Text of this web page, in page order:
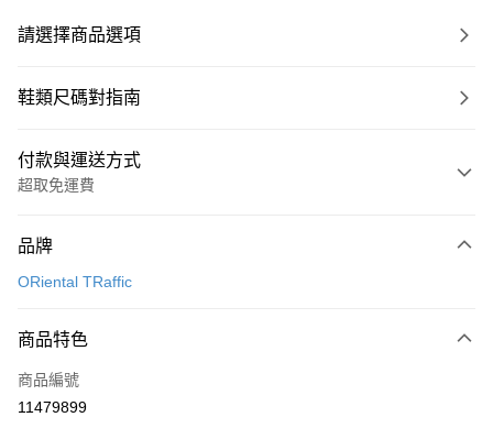
請選擇商品選項
鞋類尺碼對指南
付款與運送方式
超取免運費
信用卡一次付款
3 期 0 利率 每期
合作金庫商業銀行
上海商業儲蓄銀行
合作金庫商業銀行
12 期 0 利率 每期
品牌
ORiental TRaffic
商品特色
商品編號
11479899